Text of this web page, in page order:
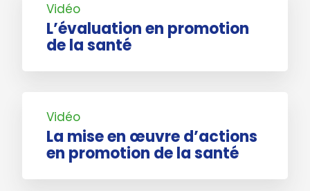
Vidéo
L’évaluation en promotion
de la santé
Vidéo
La mise en œuvre d’actions
en promotion de la santé